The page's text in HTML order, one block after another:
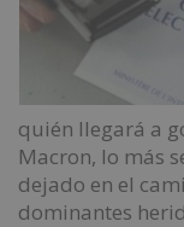
quién llegará a
Macron, lo más
dejado en el
dominantes